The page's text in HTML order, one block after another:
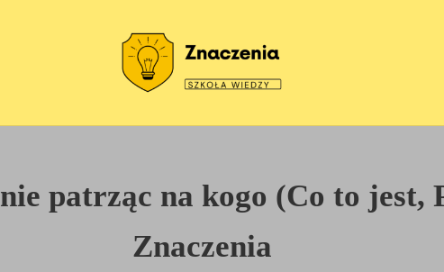
patrząc na kogo (Co to jest,
Znaczenia